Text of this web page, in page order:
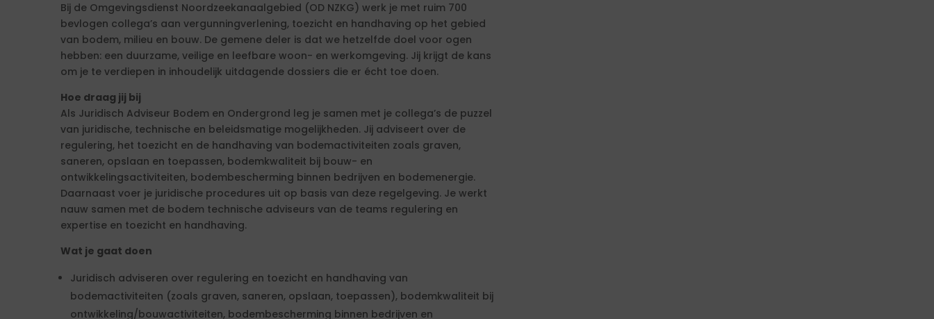
Bij de Omgevingsdienst Noordzeekanaalgebied (OD NZKG) werk je met ruim 700
bevlogen collega’s aan vergunningverlening, toezicht en handhaving op het gebied
van bodem, milieu en bouw. De gemene deler is dat we hetzelfde doel voor ogen
hebben: een duurzame, veilige en leefbare woon- en werkomgeving. Jij krijgt de kans
om je te verdiepen in inhoudelijk uitdagende dossiers die er écht toe doen.
Hoe draag jij bij
Als Juridisch Adviseur Bodem en Ondergrond leg je samen met je collega’s de puzzel
van juridische, technische en beleidsmatige mogelijkheden. Jij adviseert over de
regulering, het toezicht en de handhaving van bodemactiviteiten zoals graven,
saneren, opslaan en toepassen, bodemkwaliteit bij bouw- en
ontwikkelingsactiviteiten, bodembescherming binnen bedrijven en bodemenergie.
Daarnaast voer je juridische procedures uit op basis van deze regelgeving. Je werkt
nauw samen met de bodem technische adviseurs van de teams regulering en
expertise en toezicht en handhaving.
Wat je gaat doen
Juridisch adviseren over regulering en toezicht en handhaving van
bodemactiviteiten (zoals graven, saneren, opslaan, toepassen), bodemkwaliteit bij
ontwikkeling/bouwactiviteiten, bodembescherming binnen bedrijven en